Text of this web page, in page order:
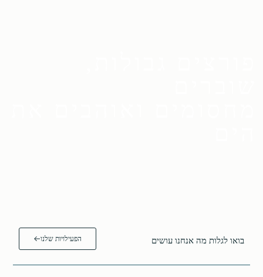
בואו לגלות מה אנחנו עושים הפעילויות שלנו